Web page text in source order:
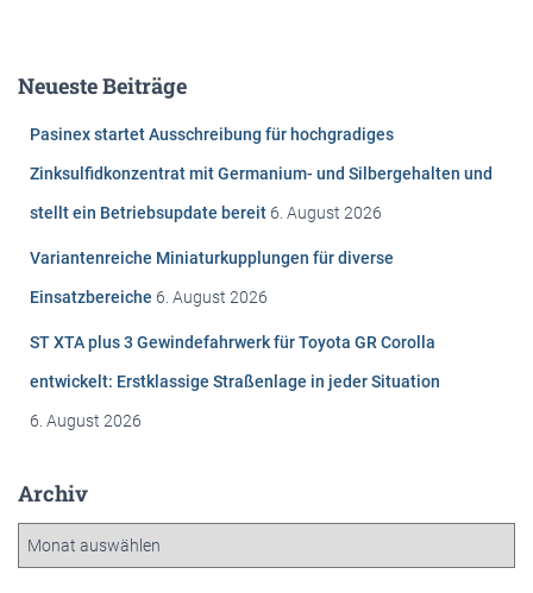
n
Neueste Beiträge
Pasinex startet Ausschreibung für hochgradiges
Zinksulfidkonzentrat mit Germanium- und Silbergehalten und
stellt ein Betriebsupdate bereit 6. August 2026
Variantenreiche Miniaturkupplungen für diverse
Einsatzbereiche 6. August 2026
ST XTA plus 3 Gewindefahrwerk für Toyota GR Corolla
entwickelt: Erstklassige Straßenlage in jeder Situation
6. August 2026
Archiv